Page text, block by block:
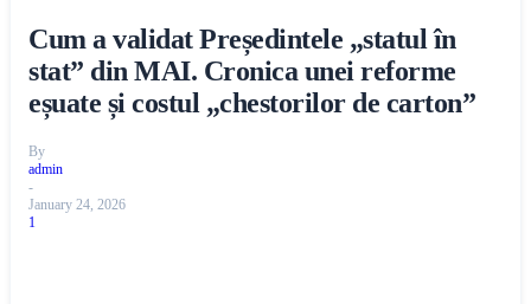
Cum a validat Președintele „statul în
stat” din MAI. Cronica unei reforme
eșuate și costul „chestorilor de carton”
By
admin
-
January 24, 2026
1